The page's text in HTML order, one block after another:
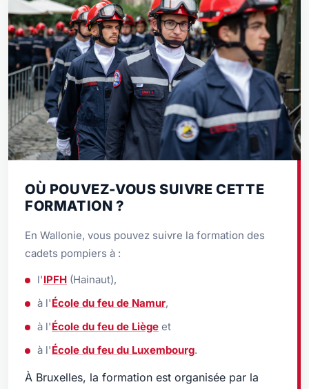
OÙ POUVEZ-VOUS SUIVRE CETTE
FORMATION ?
En Wallonie, vous pouvez suivre la formation des
cadets pompiers à :
l'IPFH (Hainaut),
à l'École du feu de Namur,
à l'École du feu de Liège et
à l'École du feu du Luxembourg.
À Bruxelles, la formation est organisée par la